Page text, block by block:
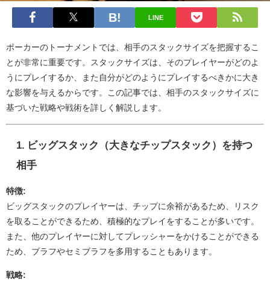
LINE
ポーカーのトーナメントでは、相手のスタックサイズを把握するこ
とが非常に重要です。スタックサイズは、そのプレイヤーがどのよ
うにプレイするか、また自分がどのようにプレイするべきかに大き
な影響を与えるからです。この記事では、相手のスタックサイズに
基づいた戦略や戦術を詳しく解説します。
1. ビッグスタック（大きなチップスタック）を持つ
相手
特徴:
ビッグスタックのプレイヤーは、チップに余裕があるため、リスク
を取ることができるため、積極的なプレイをすることが多いです。
また、他のプレイヤーに対してプレッシャーをかけることができる
ため、ブラフやセミブラフを多用することもあります。
戦略: